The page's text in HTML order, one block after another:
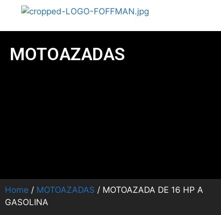
MOTOAZADAS
Home / MOTOAZADAS / MOTOAZADA DE 16 HP A
GASOLINA